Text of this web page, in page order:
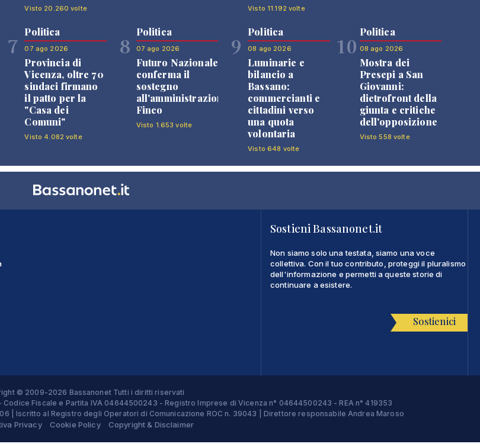
Visto 20.260 volte Visto 11.192 volte
7
Politica
07 ago 2026
Provincia di
Vicenza, oltre 70
sindaci firmano
il patto per la
"Casa dei
Comuni"
Visto 4.082 volte
8
Politica
07 ago 2026
Futuro Nazionale
conferma il
sostegno
all'amministrazione
Finco
Visto 1.653 volte
9
Politica
08 ago 2026
Luminarie e
bilancio a
Bassano:
commercianti e
cittadini verso
una quota
volontaria
Visto 648 volte
10
Politica
08 ago 2026
Mostra dei
Presepi a San
Giovanni:
dietrofront della
giunta e critiche
dell'opposizione
Visto 558 volte
Sostieni Bassanonet.it
Non siamo solo una testata, siamo una voce
collettiva. Con il tuo contributo, proteggi il pluralismo
dell'informazione e permetti a queste storie di
continuare a esistere.
Sostienici
© 2009-2026 Bassanonet Tutti i diritti riservati
Fiscale e Partita IVA 04644500243 - Registro Imprese di Vicenza n° 04644500243 - REA n° 419353
| Iscritto al Registro degli Operatori di Comunicazione ROC n. 39043 | Direttore responsabile Andrea Maroso
Privacy Cookie Policy Copyright & Disclaimer